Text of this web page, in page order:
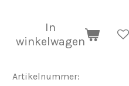
In
winkelwagen
Artikelnummer: